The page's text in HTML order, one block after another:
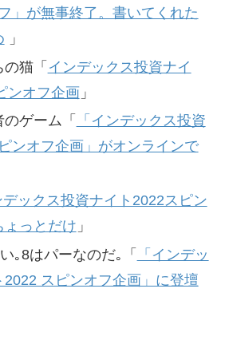
」が無事終了。書いてくれた
」
猫「 インデックス投資ナイ
オフ企画」
ゲーム「
「インデックス投資
ンオフ企画」がオンラインで
デックス投資ナイト2022スピン
ょっとだけ 」
｡8はパーなのだ｡「
「インデッ
2022 スピンオフ企画」に登壇